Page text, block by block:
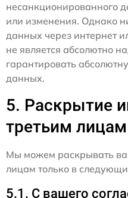
несанкционированного
или изменения. Однако
данных через интернет
не является абсолютно
гарантировать
данных.
5. Раскрытие
третьим лицам
Мы можем раскрывать
лицам только в
5.1. С вашего